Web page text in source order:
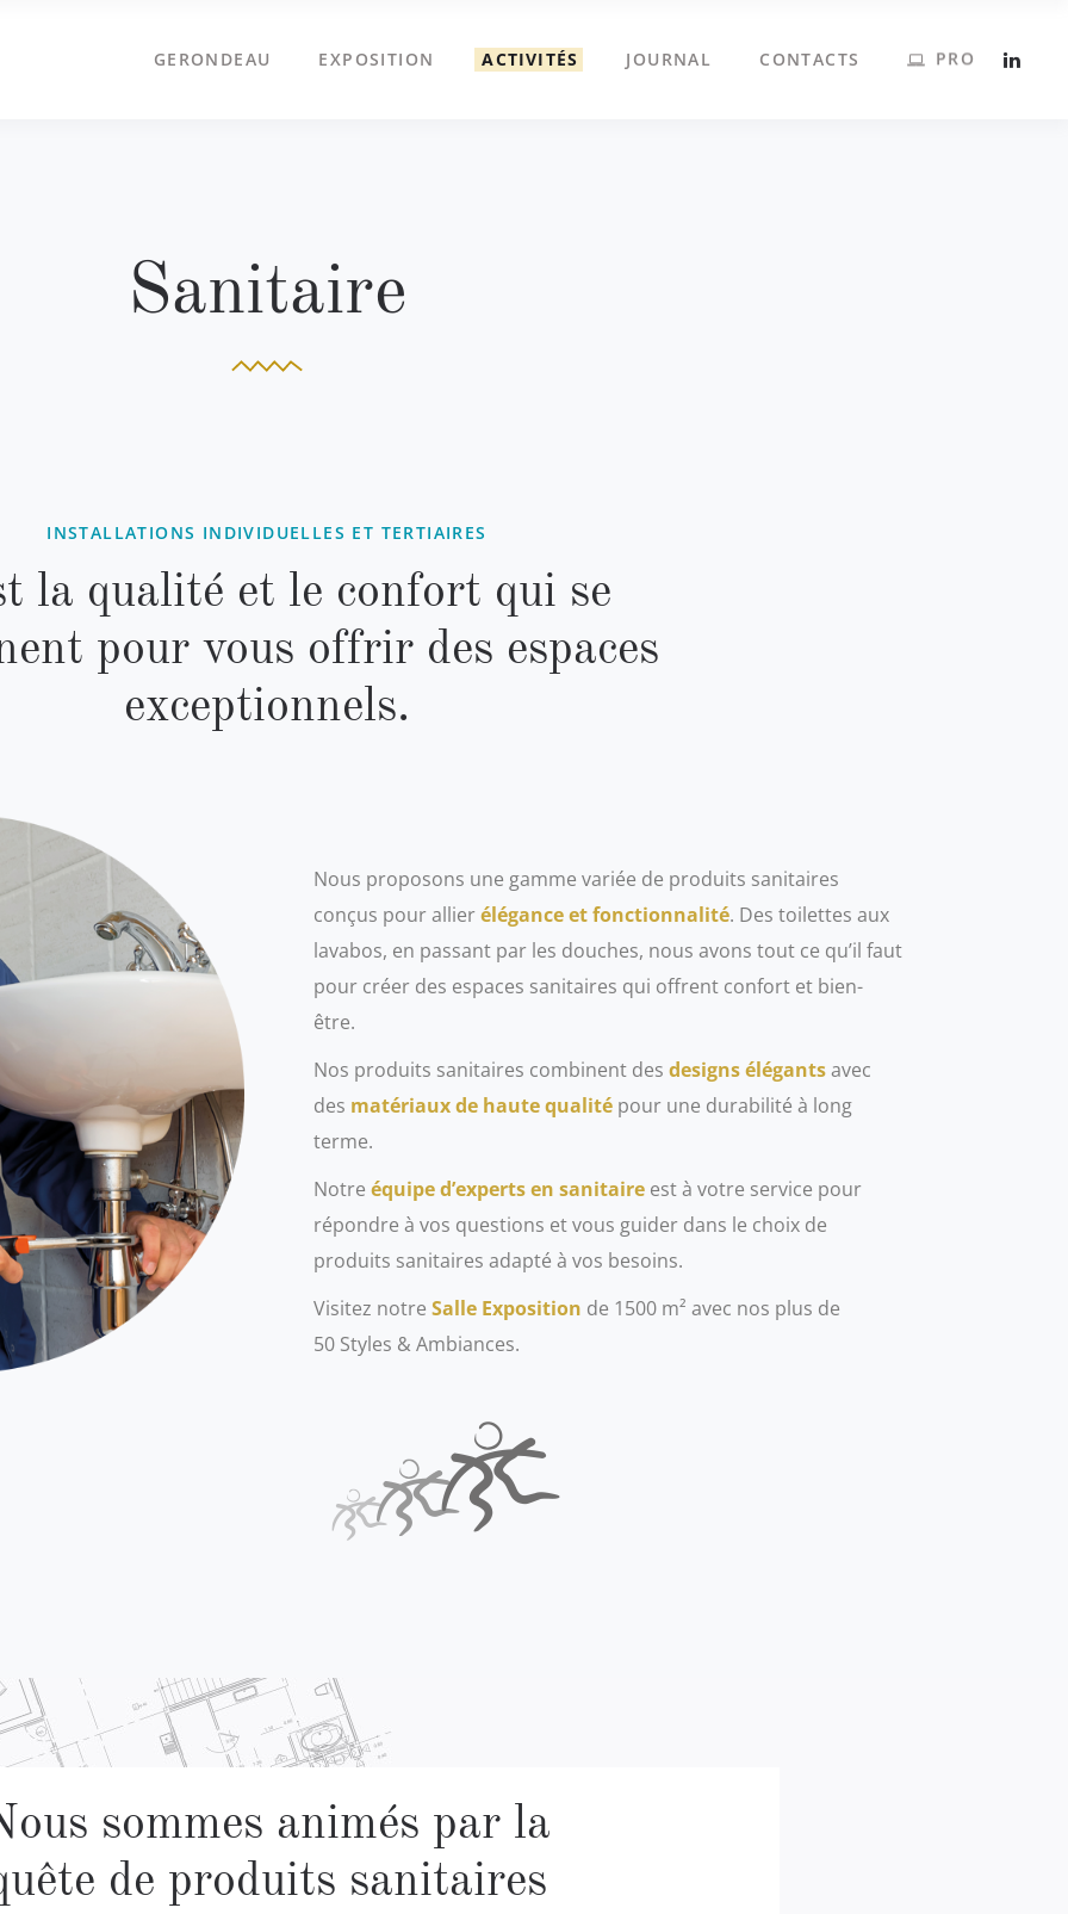
GERONDEAU EXPOSITION ACTIVITÉS JOURNAL CONTACTS PRO
Sanitaire
INSTALLATIONS INDIVIDUELLES ET TERTIAIRES
la qualité et le confort qui se
pour vous offrir des espaces
exceptionnels.
Nous proposons une gamme variée de produits sanitaires
conçus pour allierélégance et fonctionnalité. Des toilettes aux
lavabos, en passant par les douches, nous avons tout ce qu’il faut
pour créer des espaces sanitaires qui offrent confort et bien-
être.
Nos produits sanitaires combinent des designs élégantsavec
des matériaux de haute qualité pour une durabilité à long
terme.
Notre équipe d’experts en sanitaire est à votre service pour
répondre à vos questions et vous guider dans le choix de
produits sanitaires adapté à vos besoins.
Visitez notre Salle Exposition de 1500 m² avec nos plus de
50 Styles & Ambiances.
sommes animés par la
de produits sanitaires